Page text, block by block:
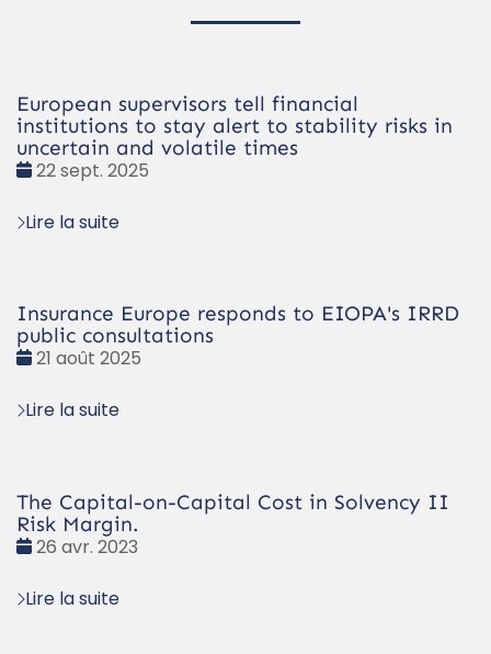
European supervisors tell financial
institutions to stay alert to stability risks in
uncertain and volatile times
Date
22 sept. 2025
Lire la suite
Insurance Europe responds to EIOPA's IRRD
public consultations
Date
21 août 2025
Lire la suite
The Capital-on-Capital Cost in Solvency II
Risk Margin.
Date
26 avr. 2023
Lire la suite